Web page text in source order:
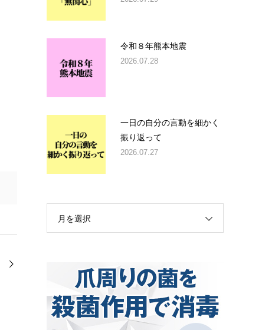
令和８年熊本地震
2026.07.28
一日の自分の言動を細かく
振り返って
2026.07.27
月を選択